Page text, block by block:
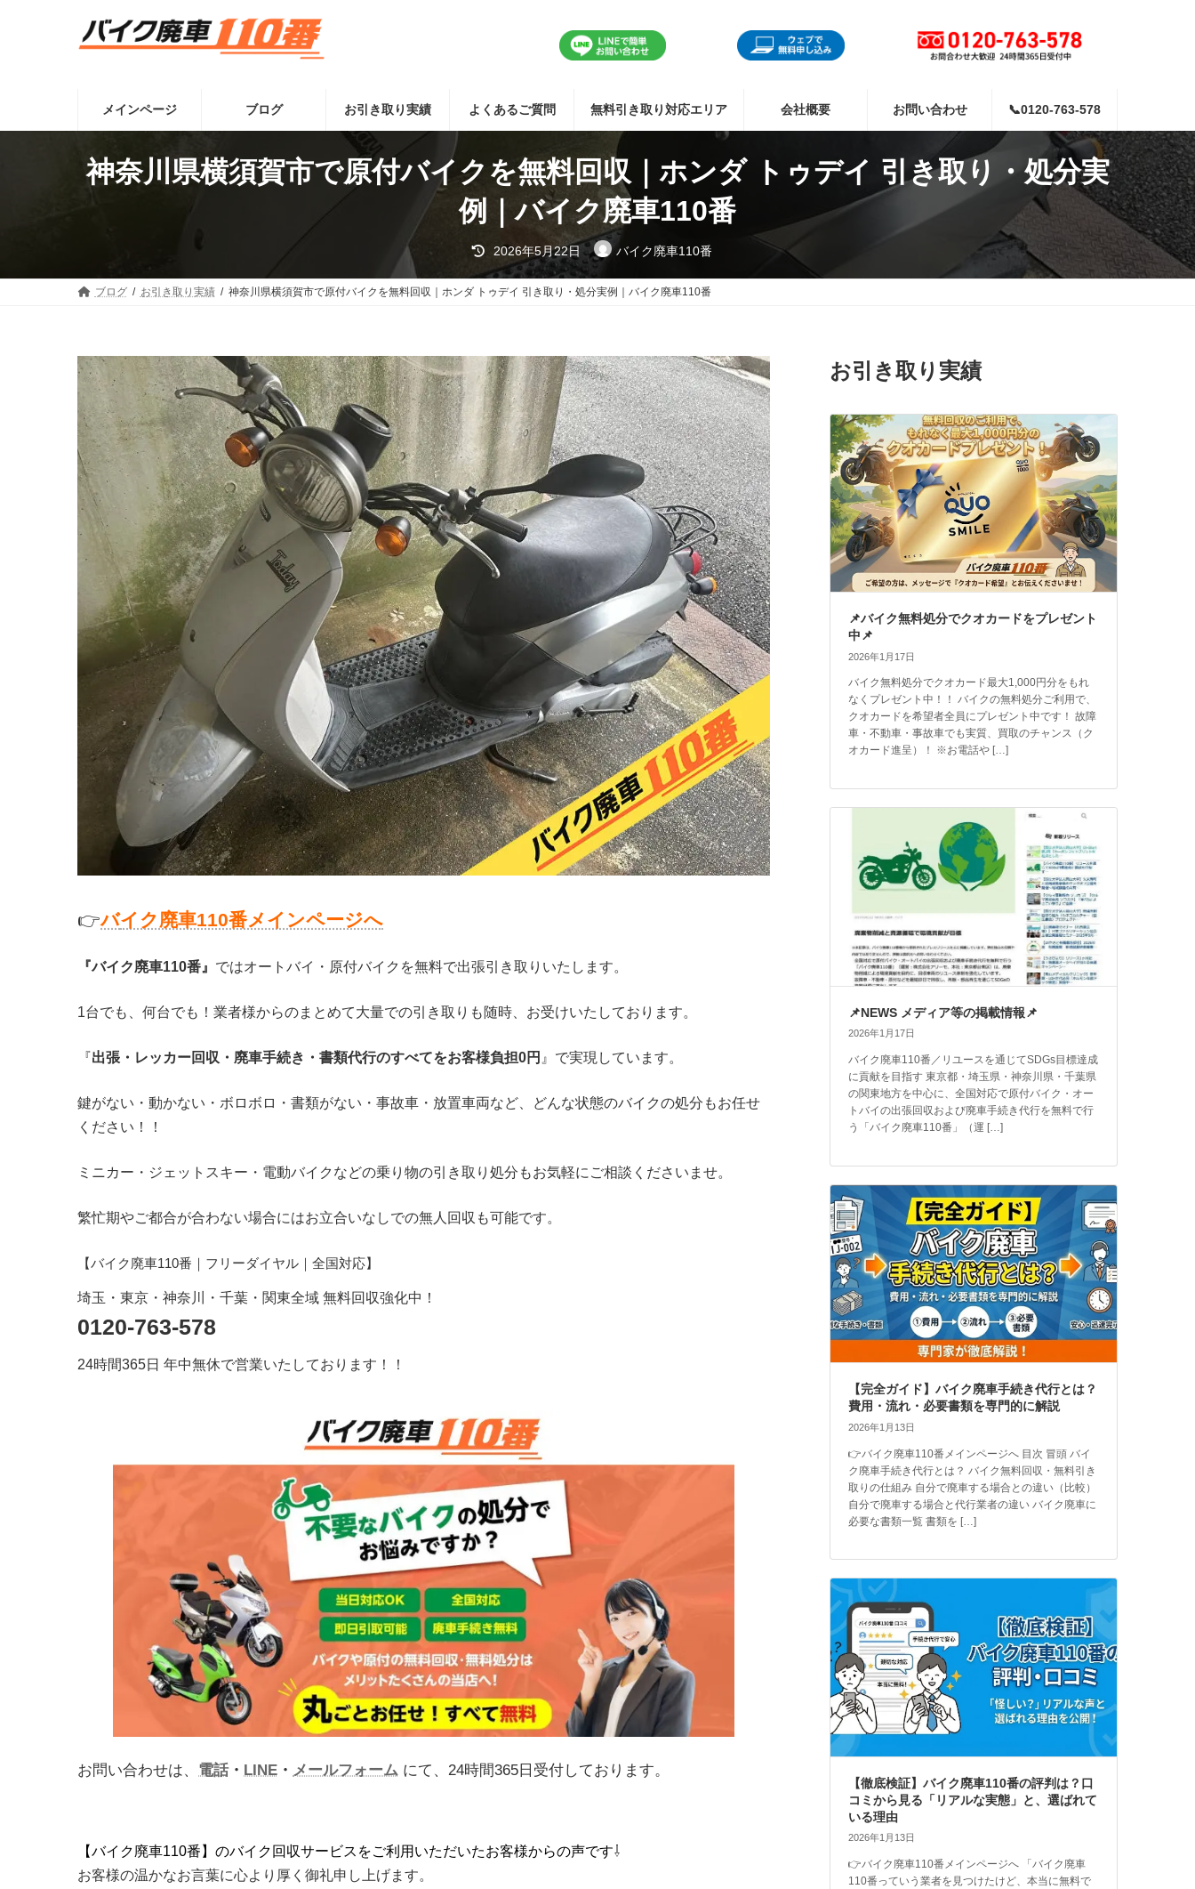
メインページ ブログ お引き取り実績 よくあるご質問 無料引き取り対応エリア 会社概要 お問い合わせ 📞0120-763-578
神奈川県横須賀市で原付バイクを無料回収｜ホンダ トゥデイ 引き取り・処分実
例｜バイク廃車110番
最
終
更
新
日
2026年5月22日 バイク廃車110番
ブログ お引き取り実績 神奈川県横須賀市で原付バイクを無料回収｜ホンダ トゥデイ 引き取り・処分実例｜バイク廃車110番
👉バイク廃車110番メインページへ
『バイク廃車110番』 ではオートバイ・原付バイクを無料で出張引き取りいたします。
1台でも、何台でも！業者様からのまとめて大量での引き取りも随時、お受けいたしております。
『出張・レッカー回収・廃車手続き・書類代行のすべてをお客様負担0円 』で実現しています。
鍵がない・動かない・ボロボロ・書類がない・事故車・放置車両など、どんな状態のバイクの処分もお任せ
ください！！
ミニカー・ジェットスキー・電動バイクなどの乗り物の引き取り処分もお気軽にご相談くださいませ。
繁忙期やご都合が合わない場合にはお立合いなしでの無人回収も可能です。
【バイク廃車110番｜フリーダイヤル ｜全国対応】
埼玉・東京・神奈川・千葉・関東全域 無料回収強化中！
0120-763-578
24時間365日 年中無休で営業いたしております！！
お問い合わせは、 電話 ・ LINE ・ メールフォーム にて、24時間365日受付しております。
【バイク廃車110番】のバイク回収サービスをご利用いただいたお客様からの声です⇩
お客様の温かなお言葉に心より厚く御礼申し上げます。
お引き取り実績
📌バイク無料処分でクオカードをプレゼント
中📌
2026年1月17日
バイク無料処分でクオカード最大1,000円分をもれ
なくプレゼント中！！ バイクの無料処分ご利用で、
クオカードを希望者全員にプレゼント中です！ 故障
車・不動車・事故車でも実質、買取のチャンス（ク
オカード進呈）！ ※お電話や […]
📌NEWS メディア等の掲載情報📌
2026年1月17日
バイク廃車110番／リユースを通じてSDGs目標達成
に貢献を目指す 東京都・埼玉県・神奈川県・千葉県
の関東地方を中心に、全国対応で原付バイク・オー
トバイの出張回収および廃車手続き代行を無料で行
う「バイク廃車110番」（運 […]
【完全ガイド】バイク廃車手続き代行とは？
費用・流れ・必要書類を専門的に解説
2026年1月13日
👉バイク廃車110番メインページへ 目次 冒頭 バイ
ク廃車手続き代行とは？ バイク無料回収・無料引き
取りの仕組み 自分で廃車する場合との違い（比較）
自分で廃車する場合と代行業者の違い バイク廃車に
必要な書類一覧 書類を […]
【徹底検証】バイク廃車110番の評判は？口
コミから見る「リアルな実態」と、選ばれて
いる理由
2026年1月13日
👉バイク廃車110番メインページへ 「バイク廃車
110番っていう業者を見つけたけど、本当に無料で